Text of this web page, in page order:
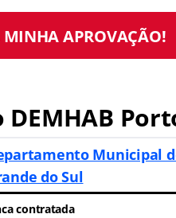
MINHA APROVAÇÃO!
Municipal
do Sul
contratada